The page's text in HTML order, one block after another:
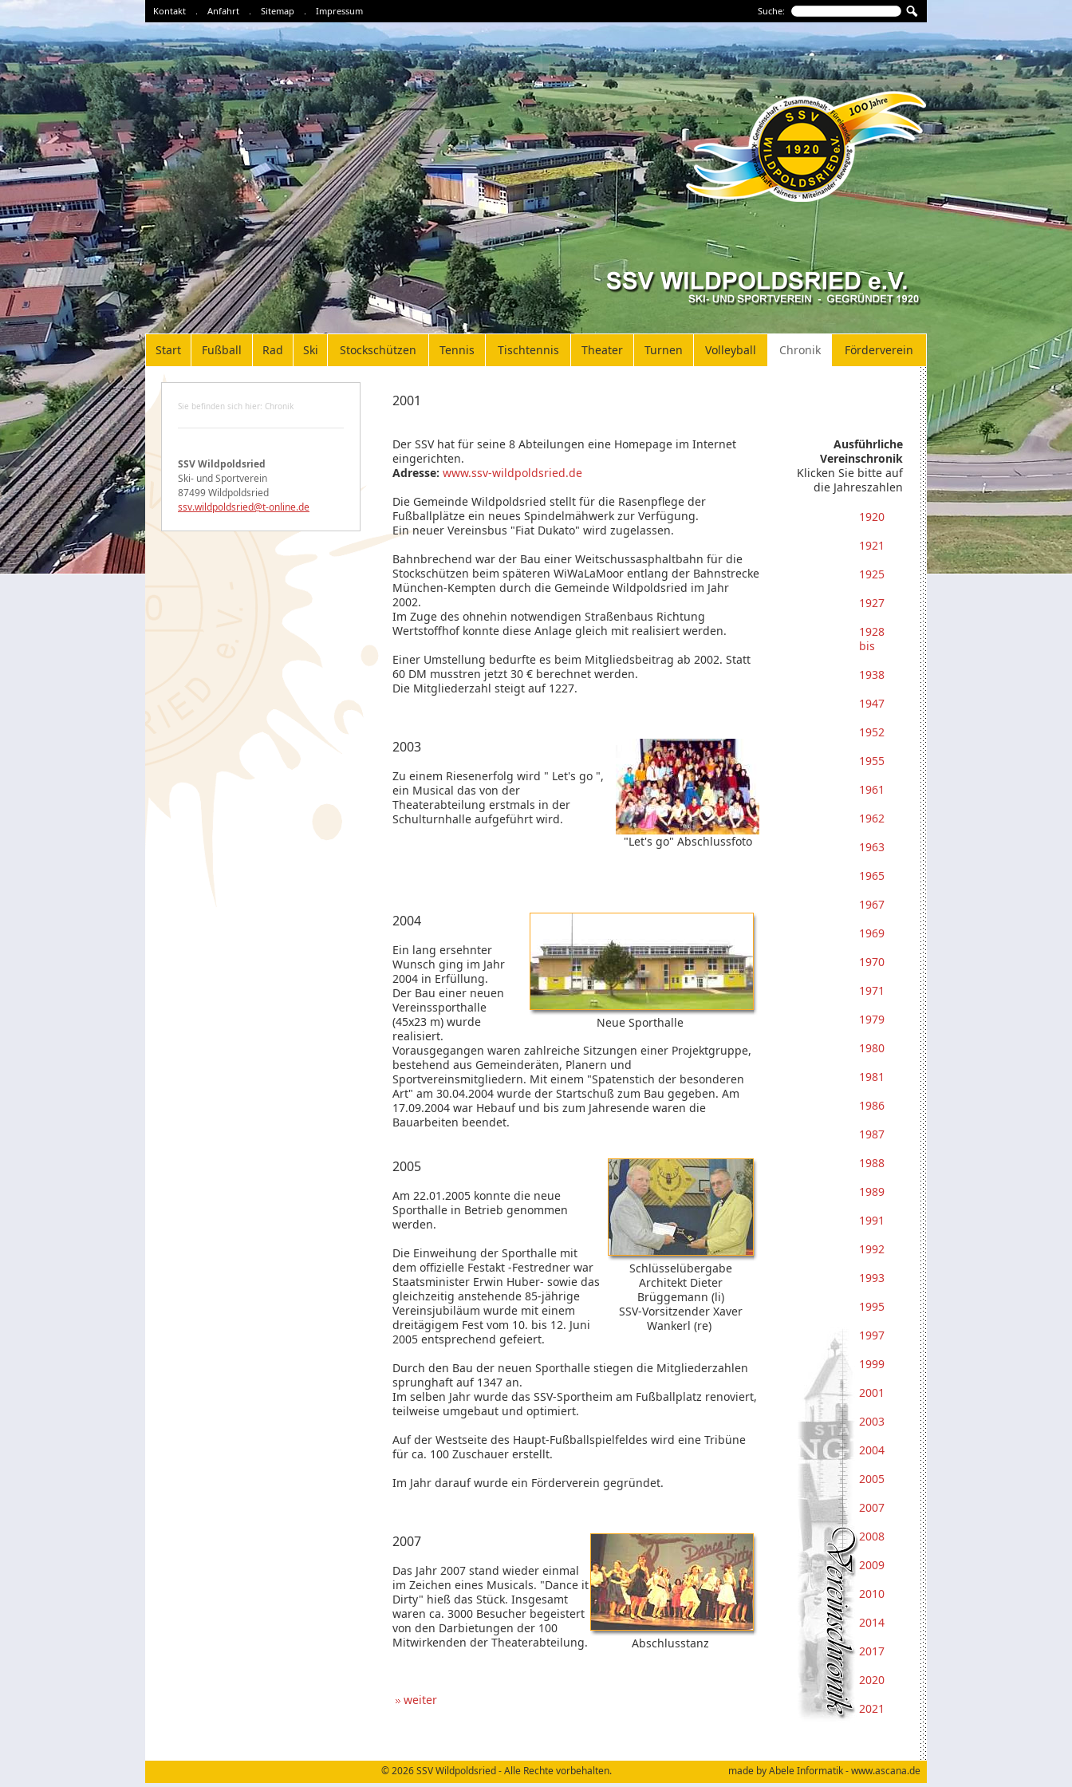
Kontakt . Anfahrt . Sitemap . Impressum Suche:
Start Fußball Rad Ski Stockschützen Tennis Tischtennis Theater Turnen Volleyball Chronik Förderverein
Sie befinden sich hier: Chronik
SSV Wildpoldsried
Ski- und Sportverein
87499 Wildpoldsried
ssv.wildpoldsried@t-online.de
2001
Ausführliche
Vereinschronik
Klicken Sie bitte auf
die Jahreszahlen
1920
1921
1925
1927
1928
bis
1938
1947
1952
1955
1961
1962
1963
1965
1967
1969
1970
1971
1979
1980
1981
1986
1987
1988
1989
1991
1992
1993
1995
1997
1999
2001
2003
2004
2005
2007
2008
2009
2010
2014
2017
2020
2021
Der SSV hat für seine 8 Abteilungen eine Homepage im Internet
eingerichten.
Adresse: www.ssv-wildpoldsried.de
Die Gemeinde Wildpoldsried stellt für die Rasenpflege der
Fußballplätze ein neues Spindelmähwerk zur Verfügung.
Ein neuer Vereinsbus "Fiat Dukato" wird zugelassen.
Bahnbrechend war der Bau einer Weitschussasphaltbahn für die
Stockschützen beim späteren WiWaLaMoor entlang der Bahnstrecke
München-Kempten durch die Gemeinde Wildpoldsried im Jahr
2002.
Im Zuge des ohnehin notwendigen Straßenbaus Richtung
Wertstoffhof konnte diese Anlage gleich mit realisiert werden.
Einer Umstellung bedurfte es beim Mitgliedsbeitrag ab 2002. Statt
60 DM musstren jetzt 30 € berechnet werden.
Die Mitgliederzahl steigt auf 1227.
"Let's go" Abschlussfoto
2003
Zu einem Riesenerfolg wird " Let's go ",
ein Musical das von der
Theaterabteilung erstmals in der
Schulturnhalle aufgeführt wird.
Neue Sporthalle
2004
Ein lang ersehnter
Wunsch ging im Jahr
2004 in Erfüllung.
Der Bau einer neuen
Vereinssporthalle
(45x23 m) wurde
realisiert.
Vorausgegangen waren zahlreiche Sitzungen einer Projektgruppe,
bestehend aus Gemeinderäten, Planern und
Sportvereinsmitgliedern. Mit einem "Spatenstich der besonderen
Art" am 30.04.2004 wurde der Startschuß zum Bau gegeben. Am
17.09.2004 war Hebauf und bis zum Jahresende waren die
Bauarbeiten beendet.
Schlüsselübergabe
Architekt Dieter
Brüggemann (li)
SSV-Vorsitzender Xaver
Wankerl (re)
2005
Am 22.01.2005 konnte die neue
Sporthalle in Betrieb genommen
werden.
Die Einweihung der Sporthalle mit
dem offizielle Festakt -Festredner war
Staatsminister Erwin Huber- sowie das
gleichzeitig anstehende 85-jährige
Vereinsjubiläum wurde mit einem
dreitägigem Fest vom 10. bis 12. Juni
2005 entsprechend gefeiert.
Durch den Bau der neuen Sporthalle stiegen die Mitgliederzahlen
sprunghaft auf 1347 an.
Im selben Jahr wurde das SSV-Sportheim am Fußballplatz renoviert,
teilweise umgebaut und optimiert.
Auf der Westseite des Haupt-Fußballspielfeldes wird eine Tribüne
für ca. 100 Zuschauer erstellt.
Im Jahr darauf wurde ein Förderverein gegründet.
Abschlusstanz
2007
Das Jahr 2007 stand wieder einmal
im Zeichen eines Musicals. "Dance it
Dirty" hieß das Stück. Insgesamt
waren ca. 3000 Besucher begeistert
von den Darbietungen der 100
Mitwirkenden der Theaterabteilung.
weiter
© 2026 SSV Wildpoldsried - Alle Rechte vorbehalten. made by Abele Informatik-www.ascana.de